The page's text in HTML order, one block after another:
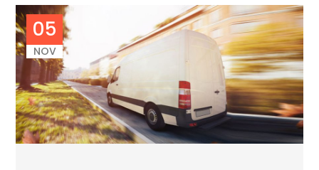
05
NOV